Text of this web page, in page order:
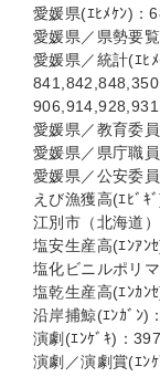
愛媛県(ｴﾋﾒｹﾝ)：
愛媛県／県勢要
愛媛県／統計(ｴﾋﾒ
愛媛県／教育委
愛媛県／県庁職
愛媛県／公安委
えび漁獲高(ｴﾋﾞｷ
江別市（北海道
塩安生産高(ｴﾝｱﾝ
塩化ビニルポリ
塩乾生産高(ｴﾝｶﾝ
沿岸捕鯨(ｴﾝｶﾞﾝ)
演劇(ｴﾝｹﾞｷ)：397
演劇／演劇賞(ｴﾝ